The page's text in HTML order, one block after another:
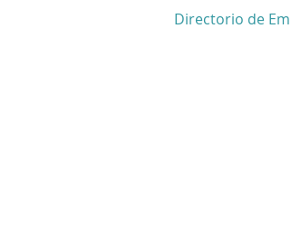
Directorio de